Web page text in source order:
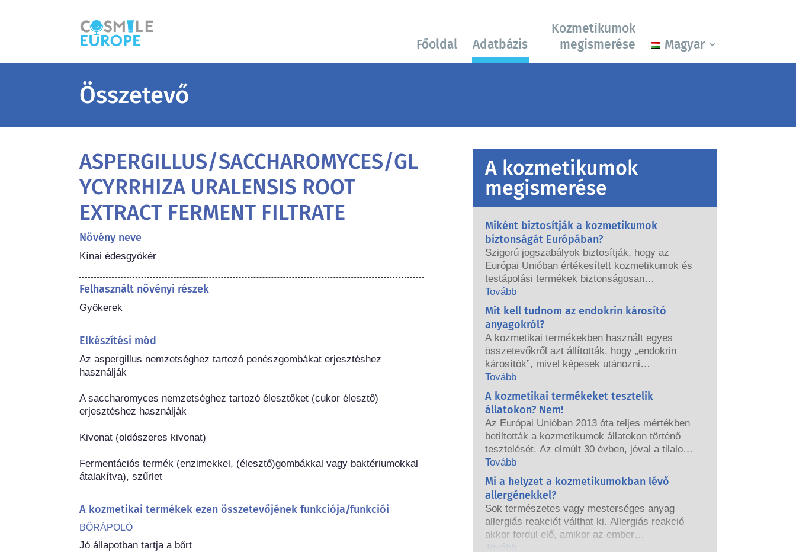
Főoldal Adatbázis
Kozmetikumok
megismerése
Magyar
Összetevő
ASPERGILLUS/SACCHAROMYCES/GL
YCYRRHIZA URALENSIS ROOT
EXTRACT FERMENT FILTRATE
Növény neve
Kínai édesgyökér
Felhasznált növényi részek
Gyökerek
Elkészítési mód
Az aspergillus nemzetséghez tartozó penészgombákat erjesztéshez
használják
A saccharomyces nemzetséghez tartozó élesztőket (cukor élesztő)
erjesztéshez használják
Kivonat (oldószeres kivonat)
Fermentációs termék (enzimekkel, (élesztő)gombákkal vagy baktériumokkal
átalakítva), szűrlet
A kozmetikai termékek ezen összetevőjének funkciója/funkciói
BŐRÁPOLÓ
Jó állapotban tartja a bőrt
A kozmetikumok
megismerése
Miként biztosítják a kozmetikumok
biztonságát Európában?
Szigorú jogszabályok biztosítják, hogy az
Európai Unióban értékesített kozmetikumok és
testápolási termékek biztonságosan
használhatók legyenek. A vállalatok, az
országos és az európai szabályozó hatóságok
közösen felelősek a kozmetikai termékek
biztonságának megőrzéséért.
Tovább
Mit kell tudnom az endokrin károsító
anyagokról?
A kozmetikai termékekben használt egyes
összetevőkről azt állították, hogy „endokrin
károsítók”, mivel képesek utánozni
hormonjaink bizonyos tulajdonságait. Csak
azért, mert valami képes utánozni egy
hormont, még nem jelenti azt, hogy megzavarja
endokrin rendszerünket. Sok anyag, köztük a
természetesek is, utánozhatják a hormonok
tulajdonságait, de nagyon kevés ezek közt,
többnyire az erős gyógyszerek, melyeknél
valaha is kimutatták, hogy zavart okoznak az
endokrin rendszerben. A minősített,
tudományos szakértők által elvégzett szigorú
termékbiztonsági értékelések, amelyeket a
vállalatoknak törvényileg kötelesek elvégezni,
lefedik az összes lehetséges kockázatot,
beleértve a potenciális endokrin zavarokat
Tovább
A kozmetikai termékeket tesztelik
állatokon? Nem!
Az Európai Unióban 2013 óta teljes mértékben
betiltották a kozmetikumok állatokon történő
tesztelését. Az elmúlt 30 évben, jóval a tilalom
hatályba lépése előtt, a kozmetikai és
testápolási ipar kutatásba és fejlesztésbe
fogott, hogy úttörő szerepet töltsön be az
állatkísérleti eszközök alternatíváinak
fejlesztésébe, hogy értékelhesse a kozmetikai
összetevők és termékek biztonságosságát.
Tovább
Mi a helyzet a kozmetikumokban lévő
allergénekkel?
Sok természetes vagy mesterséges anyag
allergiás reakciót válthat ki. Allergiás reakció
akkor fordul elő, amikor az ember
immunrendszere olyan anyagokra reagál,
Tovább